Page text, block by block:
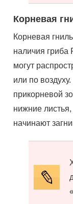
Корневая
Корневая
наличия
могут
или по
прикорневой
нижние
начинают